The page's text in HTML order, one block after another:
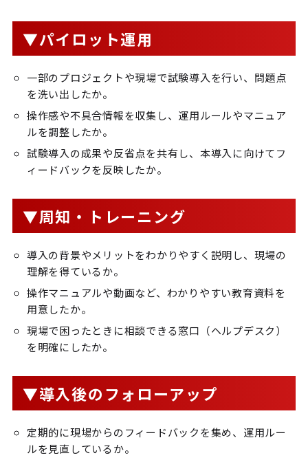
▼パイロット運用
一部のプロジェクトや現場で試験導入を行い、問題点
を洗い出したか。
操作感や不具合情報を収集し、運用ルールやマニュア
ルを調整したか。
試験導入の成果や反省点を共有し、本導入に向けてフ
ィードバックを反映したか。
▼周知・トレーニング
導入の背景やメリットをわかりやすく説明し、現場の
理解を得ているか。
操作マニュアルや動画など、わかりやすい教育資料を
用意したか。
現場で困ったときに相談できる窓口（ヘルプデスク）
を明確にしたか。
▼導入後のフォローアップ
定期的に現場からのフィードバックを集め、運用ルー
ルを見直しているか。